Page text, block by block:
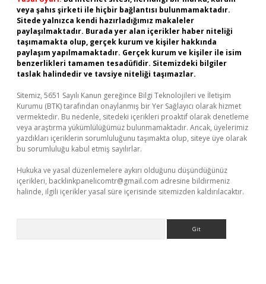
veya şahıs şirketi ile hiçbir bağlantısı bulunmamaktadır.
Sitede yalnızca kendi hazırladığımız makaleler
paylaşılmaktadır. Burada yer alan içerikler haber niteliği
taşımamakta olup, gerçek kurum ve kişiler hakkında
paylaşım yapılmamaktadır. Gerçek kurum ve kişiler ile isim
benzerlikleri tamamen tesadüfidir. Sitemizdeki bilgiler
taslak halindedir ve tavsiye niteliği taşımazlar.
Sitemiz, 5651 Sayılı Kanun gereğince Bilgi Teknolojileri ve İletişim
Kurumu (BTK) tarafından onaylanmış bir Yer Sağlayıcı olarak hizmet
vermektedir. Bu nedenle, sitedeki içerikleri proaktif olarak denetleme
veya araştırma yükümlülüğümüz bulunmamaktadır. Ancak, üyelerimiz
yazdıkları içeriklerin sorumluluğunu taşımakta olup, siteye üye olarak
bu sorumluluğu kabul etmiş sayılırlar.
Hukuka ve yasal düzenlemelere aykırı olduğunu düşündüğünüz
içerikleri, backlinkpanelicomtr@gmail.com adresine bildirmeniz
halinde, ilgili içerikler yasal süre içerisinde sitemizden kaldırılacaktır.